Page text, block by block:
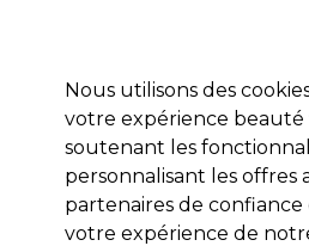
Marques Bons plans Coiffure
Livraison et
lire la
Nous utilisons des
votre expérience
soutenant les
personnalisant les offres
partenaires de
votre expérience de